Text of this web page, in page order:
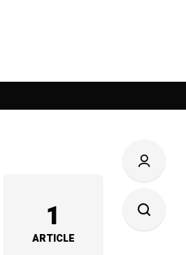
1
ARTICLE